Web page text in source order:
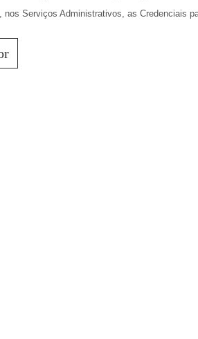
nos Serviços Administrativos, as Credenciais